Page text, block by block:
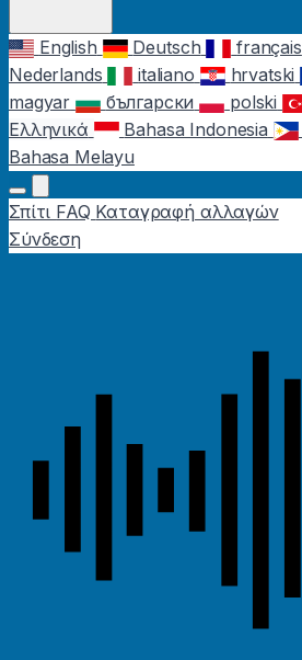
English Deutsch français
Nederlands
italiano hrvatski
magyar
български polski
Ελληνικά
Bahasa Indonesia
Bahasa Melayu
Σπίτι FAQ Καταγραφή αλλαγών
Σύνδεση